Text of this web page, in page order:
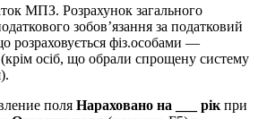
МПЗ. Розрахунок загального
зобов’язання за податковий
розраховується фіз.особами —
осіб, що обрали спрощену систему
поля Нараховано на ___ рік при